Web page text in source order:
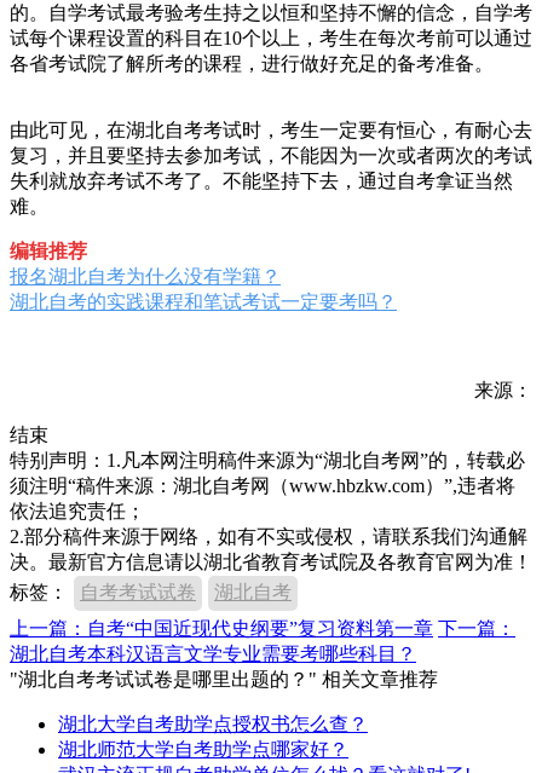
的。自学考试最考验考生持之以恒和坚持不懈的信念，自学考
试每个课程设置的科目在10个以上，考生在每次考前可以通过
各省考试院了解所考的课程，进行做好充足的备考准备。
由此可见，在湖北自考考试时，考生一定要有恒心，有耐心去
复习，并且要坚持去参加考试，不能因为一次或者两次的考试
失利就放弃考试不考了。不能坚持下去，通过自考拿证当然
难。
编辑推荐
报名湖北自考为什么没有学籍？
湖北自考的实践课程和笔试考试一定要考吗？
来源：
结束
特别声明：1.凡本网注明稿件来源为“湖北自考网”的，转载必
须注明“稿件来源：湖北自考网（www.hbzkw.com）”,违者将
依法追究责任；
2.部分稿件来源于网络，如有不实或侵权，请联系我们沟通解
决。最新官方信息请以湖北省教育考试院及各教育官网为准！
标签：
自考考试试卷
湖北自考
上一篇：自考“中国近现代史纲要”复习资料第一章 下一篇：
湖北自考本科汉语言文学专业需要考哪些科目？
"湖北自考考试试卷是哪里出题的？" 相关文章推荐
湖北大学自考助学点授权书怎么查？
湖北师范大学自考助学点哪家好？